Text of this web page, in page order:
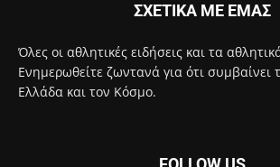
ΣΧΕΤΙΚΑ ΜΕ ΕΜΑΣ
Όλες οι αθλητικές ειδήσεις και τα
Ενημερωθείτε ζωντανά για ότι συμβαίνει
Ελλάδα και τον Κόσμο.